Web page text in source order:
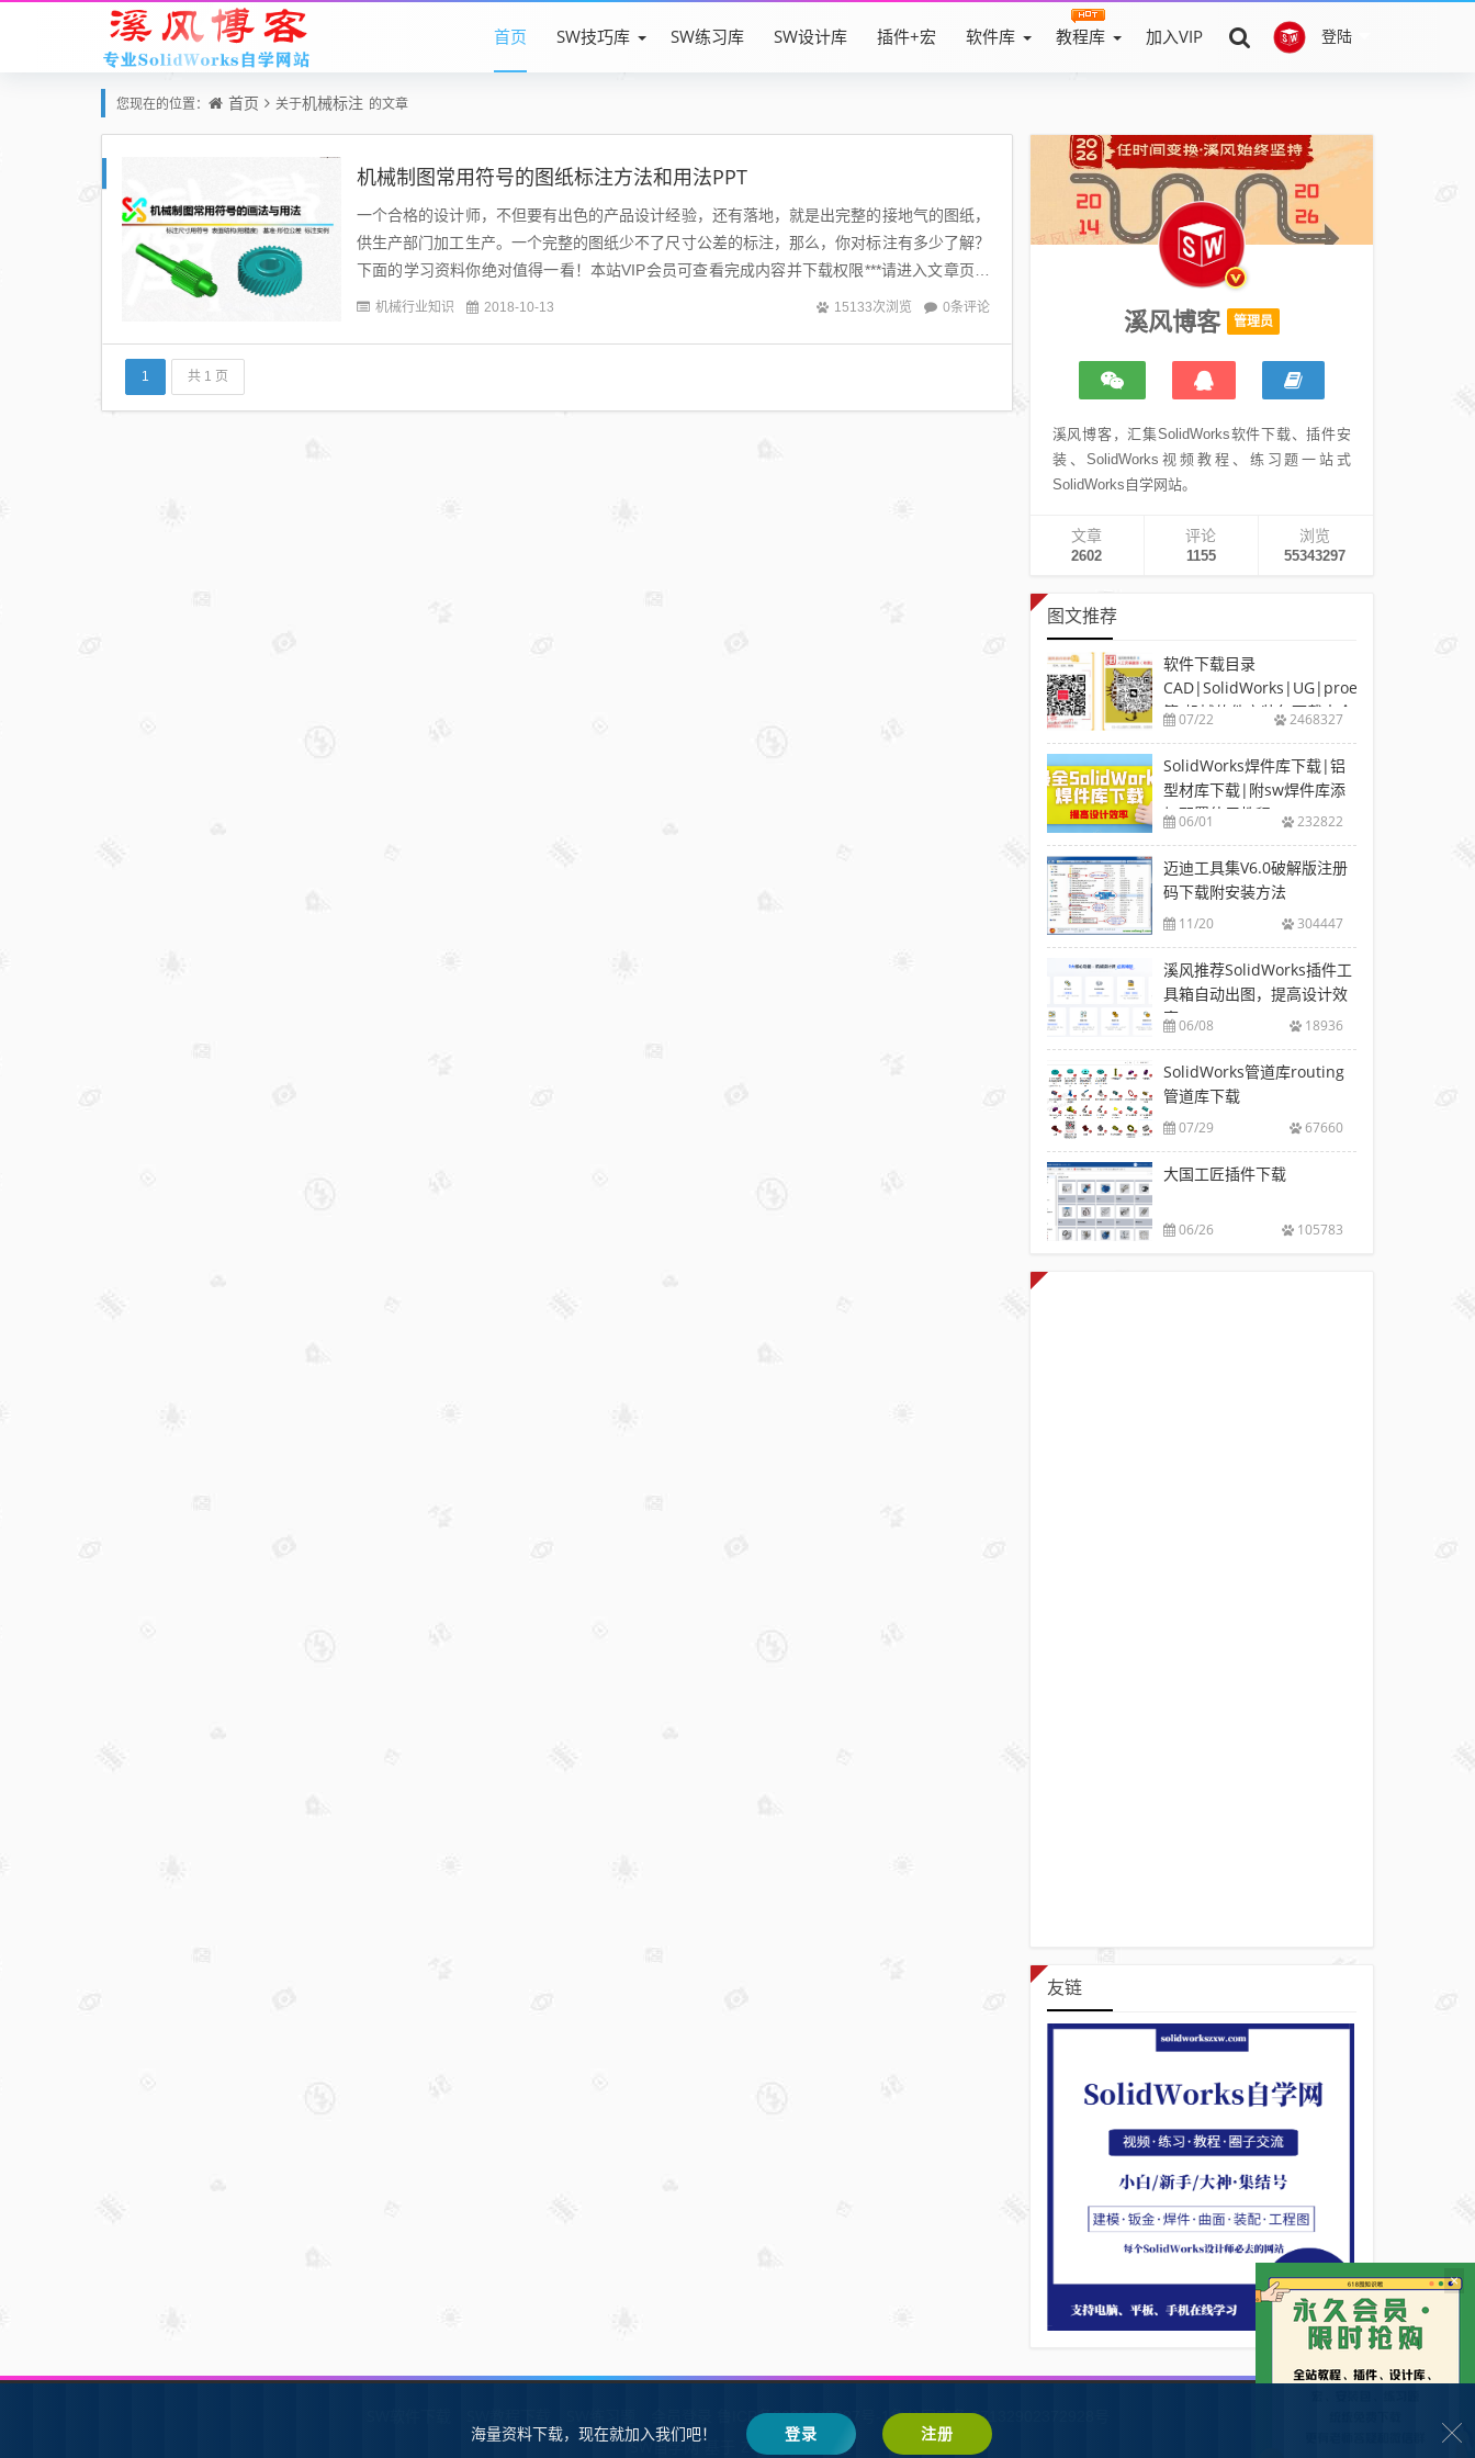
登陆
首页 SW技巧库 SW练习库 SW设计库 插件+宏 软件库 教程库 加入VIP
您现在的位置： 首页 关于机械标注 的文章
机械制图常用符号的图纸标注方法和用法PPT
一个合格的设计师，不但要有出色的产品设计经验，还有落地，就是出完整的接地气的图纸，
供生产部门加工生产。一个完整的图纸少不了尺寸公差的标注，那么，你对标注有多少了解？
下面的学习资料你绝对值得一看！本站VIP会员可查看完成内容并下载权限***请进入文章页查
看隐藏内容***...
机械行业知识 2018-10-13 15133次浏览 0条评论
1 共 1 页
溪风博客 管理员
溪风博客，汇集SolidWorks软件下载、插件安
装、SolidWorks视频教程、练习题一站式
SolidWorks自学网站。
文章
2602
评论
1155
浏览
55343297
图文推荐
软件下载目录
CAD|SolidWorks|UG|proe
等-机械软件安装包下载大全
07/22 2468327
SolidWorks焊件库下载|铝
型材库下载|附sw焊件库添
加配置使用教程
06/01 232822
迈迪工具集V6.0破解版注册
码下载附安装方法
11/20 304447
溪风推荐SolidWorks插件工
具箱自动出图，提高设计效
率06/08 18936
SolidWorks管道库routing
管道库下载
07/29 67660
大国工匠插件下载
06/26 105783
友链
鲁ICP备2021002287号-1鲁公网安备 37132902372928号
SW自学网 Z-BlogPHP 搭建
×
海量资料下载，现在就加入我们吧！ 登录 注册